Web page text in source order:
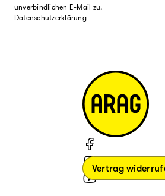
unverbindlichen E-Mail zu.
Datenschutzerklärung
Vertrag